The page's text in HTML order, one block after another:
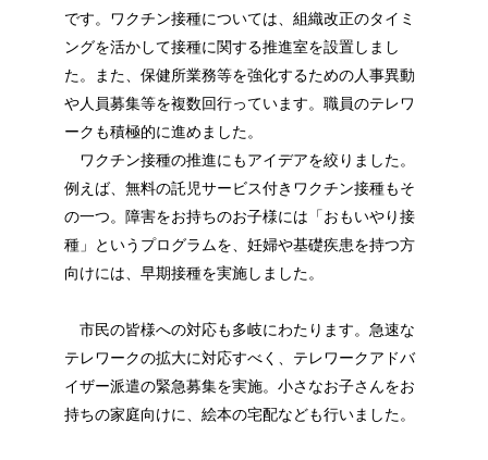
です。ワクチン接種については、組織改正のタイミ
ングを活かして接種に関する推進室を設置しまし
た。また、保健所業務等を強化するための人事異動
や人員募集等を複数回行っています。職員のテレワ
ークも積極的に進めました。
ワクチン接種の推進にもアイデアを絞りました。
例えば、無料の託児サービス付きワクチン接種もそ
の一つ。障害をお持ちのお子様には「おもいやり接
種」というプログラムを、妊婦や基礎疾患を持つ方
向けには、早期接種を実施しました。
市民の皆様への対応も多岐にわたります。急速な
テレワークの拡大に対応すべく、テレワークアドバ
イザー派遣の緊急募集を実施。小さなお子さんをお
持ちの家庭向けに、絵本の宅配なども行いました。